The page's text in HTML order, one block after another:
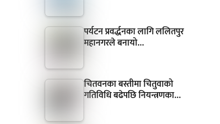
पर्यटन प्रवर्द्धनका लागि ललितपुर
महानगरले बनायो…
चितवनका बस्तीमा चितुवाको
गतिविधि बढेपछि नियन्त्रणका…